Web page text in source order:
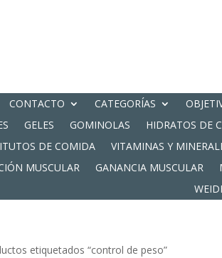
CONTACTO CATEGORÍAS
GELES GOMINOLAS HIDRATOS DE
DE COMIDA VITAMINAS Y
MUSCULAR GANANCIA MUSCULAR
etiquetados “control de peso”